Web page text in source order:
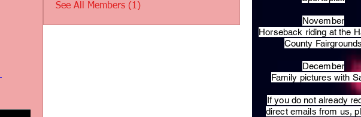
See All Members (1)
November
Horseback riding at the
County
December
Family pictures with
​If you do not already
direct emails from us,